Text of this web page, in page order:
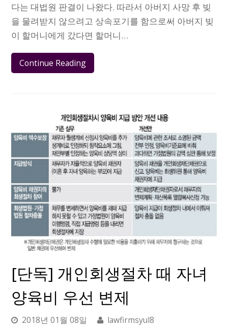
다는 대법원 판결이 나왔다. 따라서 아버지 사망 후 빚
을 물려받지 않으려고 상속포기를 함으로써 아버지 빚
이 할머니에게 갔다면 할머니…
Continue Reading
[단독] 개인회생절차 때 자녀
양육비 우선 변제
2018년 01월 08일
lawfirmsyul8